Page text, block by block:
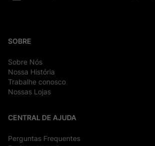
SOBRE
Sobre Nós
Nossa História
Trabalhe conosco
Nossas Lojas
CENTRAL DE AJUDA
Perguntas Frequentes